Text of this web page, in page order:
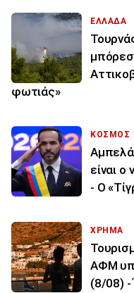
ΕΛΛΑΔΑ
φωτιάς»
ΚΟΣΜΟΣ
είναι
- Ο
ΧΡΗΜΑ
ΑΦΜ
(8/08) -